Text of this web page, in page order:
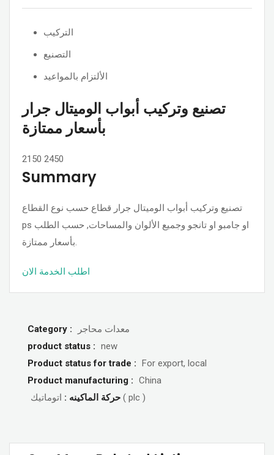
التركيب
التصنيع
الألتزام بالمواعيد
تصنيع وتركيب أبواب الوميتال جرار
بأسعار ممتازة
2150 2450
Summary
تصنيع وتركيب أبواب الوميتال جرار قطاع حسب نوع القطاع
ps او جامبو او تانجو وجميع الألوان والمساحات, حسب الطلب
بأسعار ممتازة.
اطلب الخدمة الان
Category :
معدات محاجر
product status : new
Product status for trade :
For export, local
Product manufacturing : China
حركة الماكينه : اتوماتيك ( plc )